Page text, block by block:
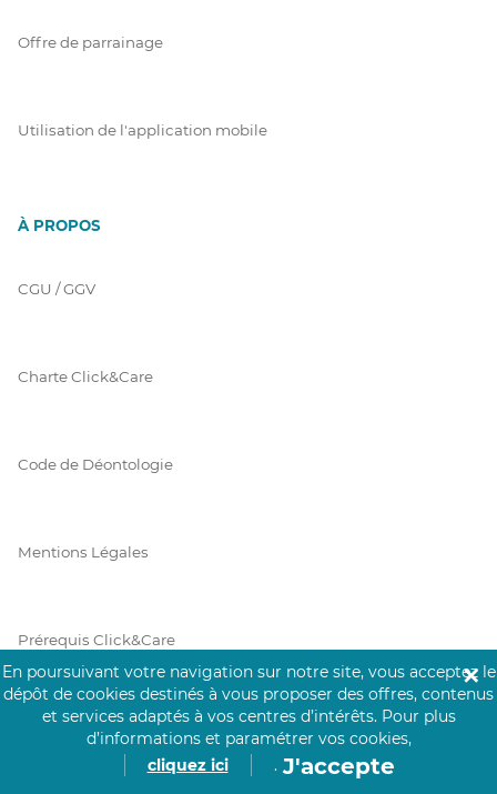
Offre de parrainage
Utilisation de l'application mobile
À PROPOS
CGU / GGV
Charte Click&Care
Code de Déontologie
Mentions Légales
Prérequis Click&Care
Protection des Données
En poursuivant votre navigation sur notre site, vous acceptez le
dépôt de cookies destinés à vous proposer des offres, contenus
et services adaptés à vos centres d’intérêts. Pour plus
d’informations et paramétrer vos cookies,
cliquez ici
. J'accepte
✕